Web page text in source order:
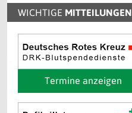
WICHTIGE MITTEILUNGEN
Termine anzeigen